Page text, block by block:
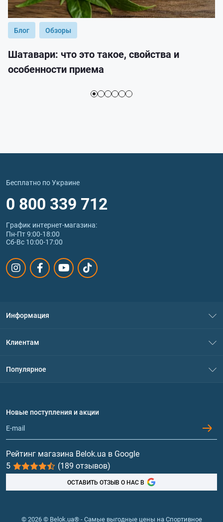
Блог Обзоры
Шатавари: что это такое, свойства и
особенности приема
Бесплатно по Украине
0 800 339 712
График интернет‑магазина:
Пн-Пт 9:00-18:00
Сб-Вс 10:00-17:00
Информация
Политика конфиденциальности
Обмен и возврат
Клиентам
Популярное
Протеин
Гейнеры
Витамины и минералы
Рыбий жир, жирные кислоты
Новые поступления и акции
Рейтинг магазина Belok.ua в Google
5
(189 отзывов)
ОСТАВИТЬ ОТЗЫВ О НАС В
© 2026 © Belok.ua® - Самые выгодные цены на Спортивное